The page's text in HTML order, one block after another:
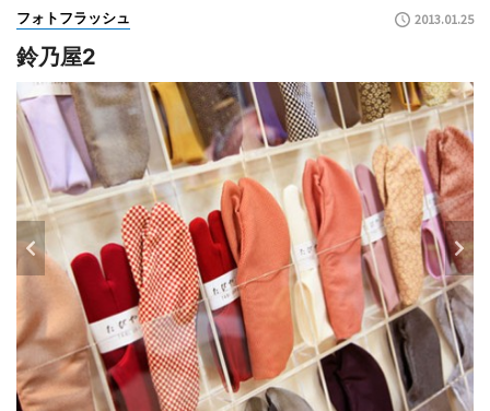
フォトフラッシュ 2013.01.25
鈴乃屋2